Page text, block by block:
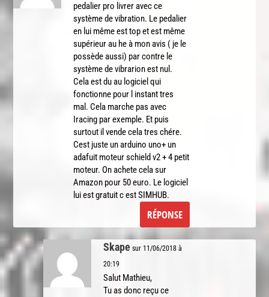
pedalier pro livrer avec ce
système de vibration. Le pedalier
en lui même est top et est même
supérieur au he à mon avis ( je le
possède aussi) par contre le
système de vibrarion est nul.
Cela est du au logiciel qui
fonctionne pour l instant tres
mal. Cela marche pas avec
Iracing par exemple. Et puis
surtout il vende cela tres chére.
Cest juste un arduino uno+ un
adafuit moteur schield v2 + 4 petit
moteur. On achete cela sur
Amazon pour 50 euro. Le logiciel
lui est gratuit c est SIMHUB.
RÉPONSE
Skape sur 11/06/2018 à
20:19
Salut Mathieu,
Tu as donc reçu ce